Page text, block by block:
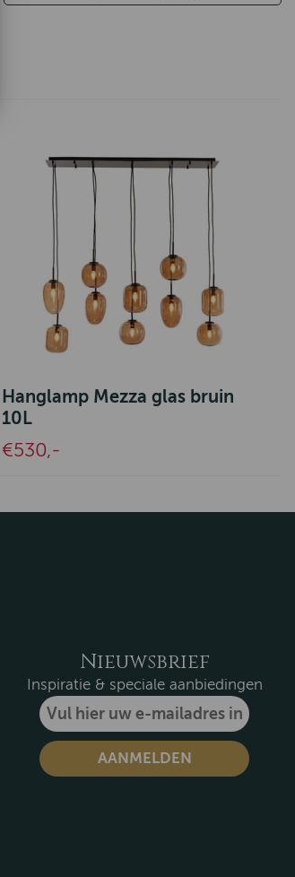
Hanglamp Mezza glas bruin
10L
€530,-
Nieuwsbrief
Inspiratie & speciale aanbiedingen